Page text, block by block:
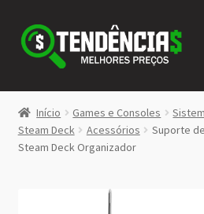
Pular
para
navegação
Pular
para
conteúdo
LOJA
<>
Início Games e Consoles
Steam Deck
Acessórios
Suporte
Steam Deck Organizador